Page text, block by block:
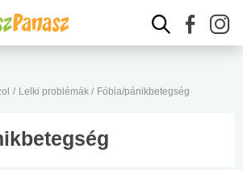
/ Lelki problémák / Fóbia/pánikbetegség